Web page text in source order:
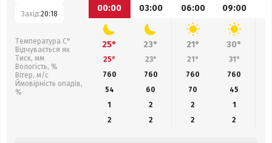
Захід:20:18
Температура С°
Відчувається як
Тиск, мм
Вологість, %
Вітер, м/с
Ймовірність опадів,
%
00:00
03:00 06:00 09:00
25° 23° 21° 30°
25° 23° 21° 31°
760
760 760 760
54
60 70 45
1
2 2
1
2
2 2 2